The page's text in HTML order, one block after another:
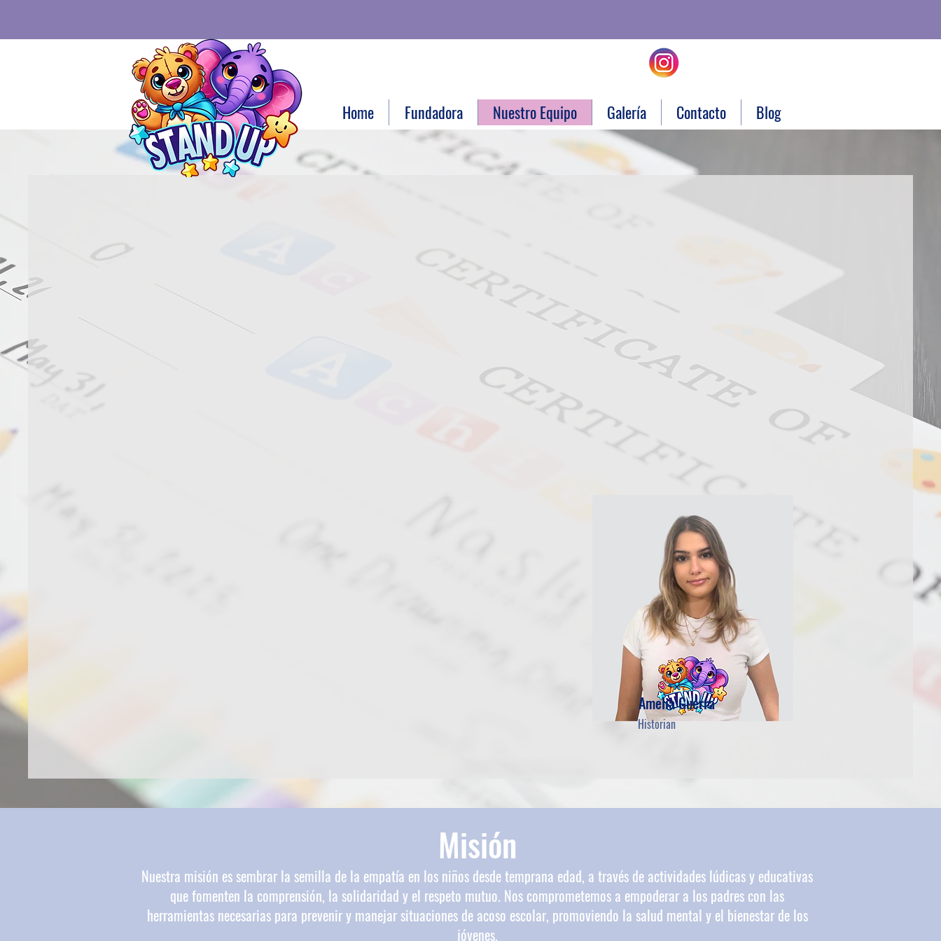
Home Fundadora Nuestro Equipo Galería Contacto Blog
Amelia Guerra
Historian
Misión
Nuestra misión es sembrar la semilla de la empatía en los niños desde temprana edad, a través de actividades lúdicas y educativas
que fomenten la comprensión, la solidaridad y el respeto mutuo. Nos comprometemos a empoderar a los padres con las
herramientas necesarias para prevenir y manejar situaciones de acoso escolar, promoviendo la salud mental y el bienestar de los
jóvenes.